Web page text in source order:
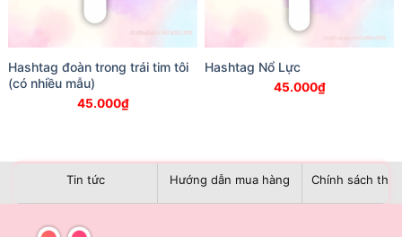
Hashtag đoàn trong trái tim tôi
(có nhiều mẫu)
45.000₫
Hashtag Nổ Lực
45.000₫
Tin tức Hướng dẫn mua hàng Chính sách